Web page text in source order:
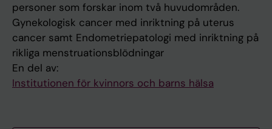
personer som forskar inom två huvudområden.
Gynekologisk cancer med inriktning på uterus
cancer samt Endometriepatologi med inriktning på
rikliga menstruationsblödningar
En del av:
Institutionen för kvinnors och barns hälsa